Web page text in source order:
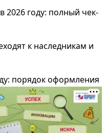
году: полный чек-
к наследникам и
порядок оформления